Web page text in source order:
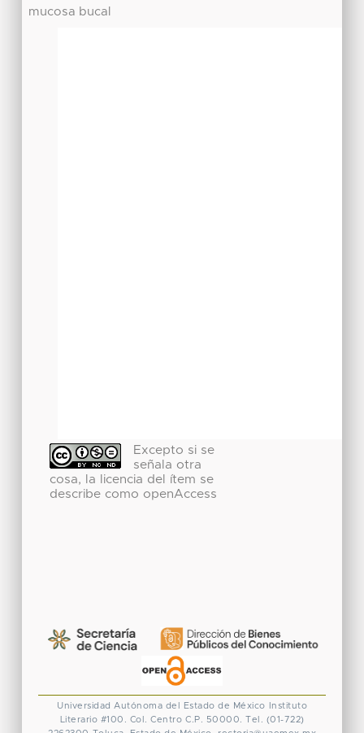
mucosa bucal
Excepto si se
señala otra
cosa, la licencia del ítem se
describe como openAccess
Universidad Autónoma del Estado de México
Instituto
Literario #100. Col. Centro C.P. 50000. Tel. (01-722)